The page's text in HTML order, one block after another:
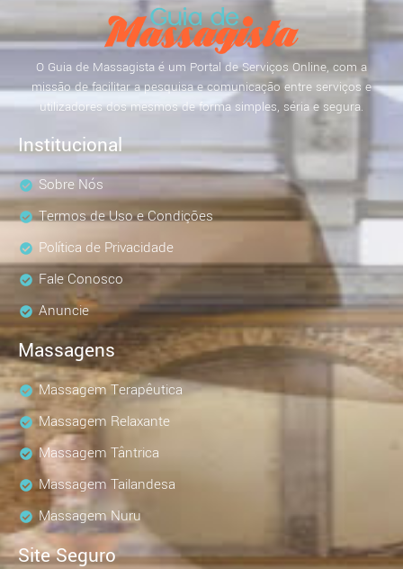
O Guia de Massagista é um Portal de Serviços Online, com a
missão de facilitar a pesquisa e comunicação entre serviços e
utilizadores dos mesmos de forma simples, séria e segura.
Institucional
Sobre Nós
Termos de Uso e Condições
Política de Privacidade
Fale Conosco
Anuncie
Massagens
Massagem Terapêutica
Massagem Relaxante
Massagem Tântrica
Massagem Tailandesa
Massagem Nuru
Site Seguro